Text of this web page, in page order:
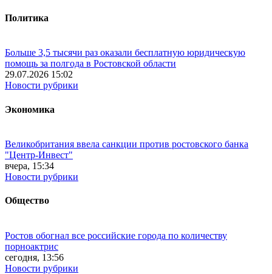
Политика
Больше 3,5 тысячи раз оказали бесплатную юридическую
помощь за полгода в Ростовской области
29.07.2026 15:02
Новости рубрики
Экономика
Великобритания ввела санкции против ростовского банка
"Центр-Инвест"
вчера, 15:34
Новости рубрики
Общество
Ростов обогнал все российские города по количеству
порноактрис
сегодня, 13:56
Новости рубрики